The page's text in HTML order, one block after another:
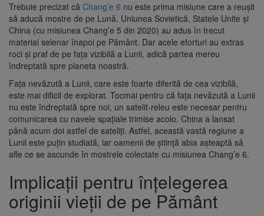
Trebuie precizat că Chang’e 6 nu este prima misiune care a reușit
să aducă mostre de pe Lună. Uniunea Sovietică, Statele Unite și
China (cu misiunea Chang’e 5 din 2020) au adus în trecut
material selenar înapoi pe Pământ. Dar acele eforturi au extras
roci și praf de pe fața vizibilă a Lunii, adică partea mereu
îndreptată spre planeta noastră.
Fața nevăzută a Lunii, care este foarte diferită de cea vizibilă,
este mai dificil de explorat. Tocmai pentru că fața nevăzută a Lunii
nu este îndreptată spre noi, un satelit-releu este necesar pentru
comunicarea cu navele spațiale trimise acolo. China a lansat
până acum doi astfel de sateliți. Astfel, această vastă regiune a
Lunii este puțin studiată, iar oamenii de știință abia așteaptă să
afle ce se ascunde în mostrele colectate cu misiunea Chang’e 6.
Implicații pentru înțelegerea
originii vieții de pe Pământ